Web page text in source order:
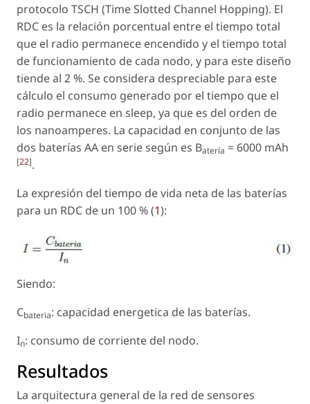
protocolo TSCH (Time Slotted Channel Hopping). El
RDC es la relación porcentual entre el tiempo total
que el radio permanece encendido y el tiempo total
de funcionamiento de cada nodo, y para este diseño
tiende al 2 %. Se considera despreciable para este
cálculo el consumo generado por el tiempo que el
radio permanece en sleep, ya que es del orden de
los nanoamperes. La capacidad en conjunto de las
dos baterías AA en serie según es Batería = 6000 mAh
[22].
La expresión del tiempo de vida neta de las baterías
para un RDC de un 100 % (1):
Siendo:
Cbateria: capacidad energetica de las baterías.
In: consumo de corriente del nodo.
Resultados
La arquitectura general de la red de sensores